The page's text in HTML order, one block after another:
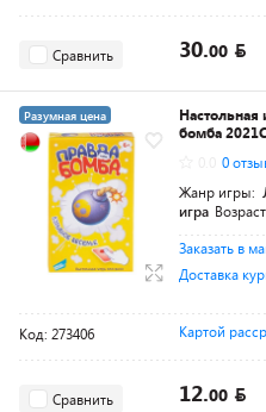
Сравнить 30.00
Разумная цена
Настольная
бомба 2021C
0
Жанр игры:
игра
Заказать в
Доставка
Код: 273406 Картой
Сравнить 12.00